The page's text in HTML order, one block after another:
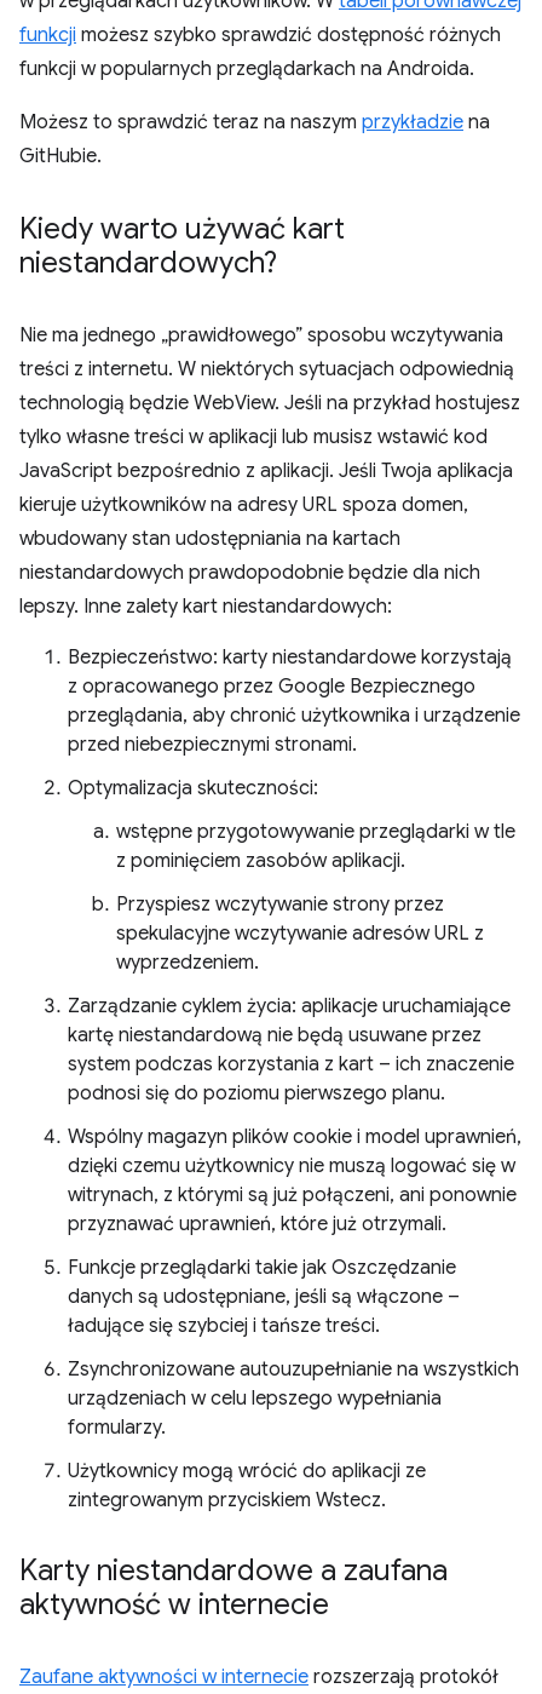
funkcji możesz szybko sprawdzić dostępność różnych
funkcji w popularnych przeglądarkach na Androida.
Możesz to sprawdzić teraz na naszym przykładzie na
GitHubie.
Kiedy warto używać kart
niestandardowych?
Nie ma jednego „prawidłowego” sposobu wczytywania
treści z internetu. W niektórych sytuacjach odpowiednią
technologią będzie WebView. Jeśli na przykład hostujesz
tylko własne treści w aplikacji lub musisz wstawić kod
JavaScript bezpośrednio z aplikacji. Jeśli Twoja aplikacja
kieruje użytkowników na adresy URL spoza domen,
wbudowany stan udostępniania na kartach
niestandardowych prawdopodobnie będzie dla nich
lepszy. Inne zalety kart niestandardowych:
Bezpieczeństwo: karty niestandardowe korzystają
z opracowanego przez Google Bezpiecznego
przeglądania, aby chronić użytkownika i urządzenie
przed niebezpiecznymi stronami.
Optymalizacja skuteczności:
wstępne przygotowywanie przeglądarki w tle
z pominięciem zasobów aplikacji.
Przyspiesz wczytywanie strony przez
spekulacyjne wczytywanie adresów URL z
wyprzedzeniem.
Zarządzanie cyklem życia: aplikacje uruchamiające
kartę niestandardową nie będą usuwane przez
system podczas korzystania z kart – ich znaczenie
podnosi się do poziomu pierwszego planu.
Wspólny magazyn plików cookie i model uprawnień,
dzięki czemu użytkownicy nie muszą logować się w
witrynach, z którymi są już połączeni, ani ponownie
przyznawać uprawnień, które już otrzymali.
Funkcje przeglądarki takie jak Oszczędzanie
danych są udostępniane, jeśli są włączone –
ładujące się szybciej i tańsze treści.
Zsynchronizowane autouzupełnianie na wszystkich
urządzeniach w celu lepszego wypełniania
formularzy.
Użytkownicy mogą wrócić do aplikacji ze
zintegrowanym przyciskiem Wstecz.
Karty niestandardowe a zaufana
aktywność w internecie
Zaufane aktywności w internecie rozszerzają protokół